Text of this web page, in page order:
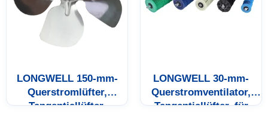
LONGWELL 150-mm-
Querstromlüfter,
Tangentiallüfter,
LONGWELL 30-mm-
Querstromventilator,
Tangentiallüfter, für